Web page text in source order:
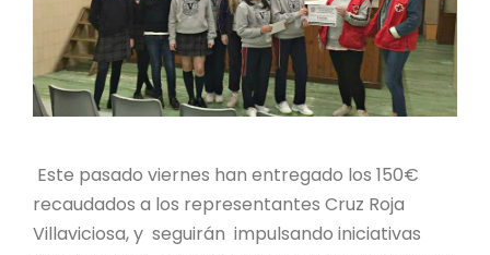
Este pasado viernes han entregado los 150€
recaudados a los representantes Cruz Roja
Villaviciosa, y seguirán impulsando iniciativas